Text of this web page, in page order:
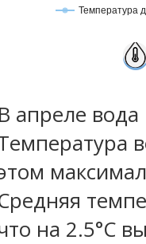
Температура
В апреле
на 2.5°C